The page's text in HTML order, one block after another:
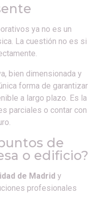
ya no es un
La cuestión no es si
bien dimensionada y
forma de garantizar
a largo plazo. Es la
parciales o contar con
de
o edificio?
de Madrid y
profesionales